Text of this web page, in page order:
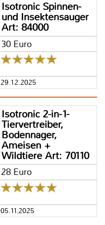
Isotronic Spinnen-
und Insektensauger
Art: 84000
30 Euro
29.12.2025
Isotronic 2-in-1-
Tiervertreiber,
Bodennager,
Ameisen +
Wildtiere Art: 70110
28 Euro
05.11.2025